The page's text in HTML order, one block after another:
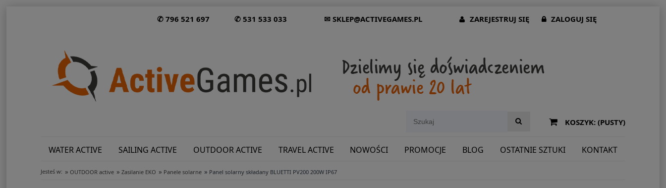
✆ 796 521 697 ✆ 531 533 033 ✉ SKLEP@ACTIVEGAMES.PL ZAREJESTRUJ SIĘ ZALOGUJ SIĘ
KOSZYK: (PUSTY)
WATER ACTIVE SAILING ACTIVE OUTDOOR ACTIVE TRAVEL ACTIVE NOWOŚCI PROMOCJE BLOG OSTATNIE SZTUKI KONTAKT
SHOWROOM: ODWIEDŹ NAS NA ŚLĄSKU!
Jesteś w: » OUTDOOR active » Zasilanie EKO » Panele solarne » Panel solarny składany BLUETTI PV200 200W IP67